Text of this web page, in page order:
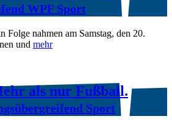
WPF Sport
Folge nahmen am Samstag, den 20.
und mehr
als nur Fußball.
Sport